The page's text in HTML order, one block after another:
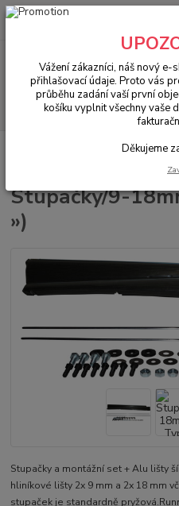
+420 602 330 329
VW Brouk Typ 1 (1938 » 03)
Stupačky/9-
»)
Stupačky a montážní set + Alu lišty
hliníkové lišty 2x 9 mm a 2x 18 mm
stupaček je standardně
Vážení zákazníci, náš nový
přihlašovací údaje. Proto vás
průběhu zadání vaší první
košíku vyplnit všechny vaše
Děkujeme